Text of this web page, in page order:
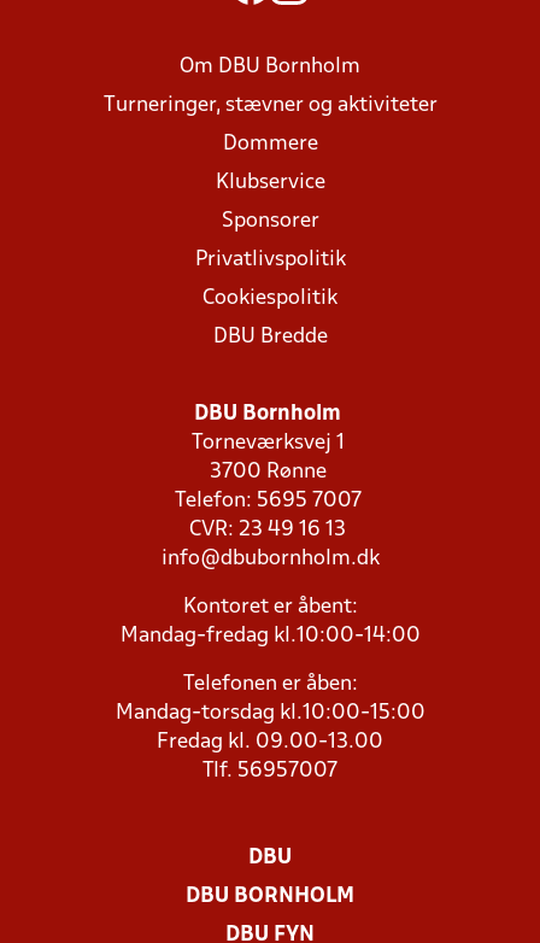
Om DBU Bornholm
Turneringer, stævner og aktiviteter
Dommere
Klubservice
Sponsorer
Privatlivspolitik
Cookiespolitik
DBU Bredde
DBU Bornholm
Torneværksvej 1
3700 Rønne
Telefon: 5695 7007
CVR: 23 49 16 13
info@dbubornholm.dk
Kontoret er åbent:
Mandag-fredag kl.10:00-14:00
Telefonen er åben:
Mandag-torsdag kl.10:00-15:00
Fredag kl. 09.00-13.00
Tlf. 56957007
DBU
DBU BORNHOLM
DBU FYN